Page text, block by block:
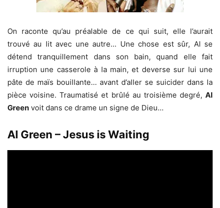
On raconte qu’au préalable de ce qui suit, elle l’aurait
trouvé au lit avec une autre… Une chose est sûr, Al se
détend tranquillement dans son bain, quand elle fait
irruption une casserole à la main, et deverse sur lui une
pâte de maïs bouillante… avant d’aller se suicider dans la
pièce voisine. Traumatisé et brûlé au troisième degré, Al
Green voit dans ce drame un signe de Dieu…
Al Green – Jesus is Waiting